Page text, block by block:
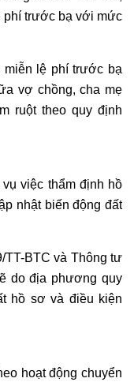
phí trước bạ với mức
lệ phí trước bạ
vợ chồng, cha mẹ
ruột theo quy định
việc thẩm định hồ
nhật biến động đất
TT-BTC và Thông tư
do địa phương quy
hồ sơ và điều kiện
hoạt động chuyển